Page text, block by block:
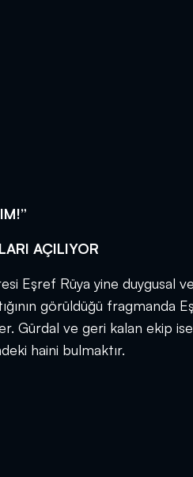
AÇILIYOR
Eşref Rüya yine
görüldüğü
Gürdal ve geri kalan ekip
haini bulmaktır.